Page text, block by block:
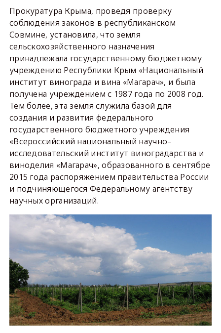
Прокуратура Крыма, проведя проверку
соблюдения законов в республиканском
Совмине, установила, что земля
сельскохозяйственного назначения
принадлежала государственному бюджетному
учреждению Республики Крым «Национальный
институт винограда и вина «Магарач», и была
получена учреждением с 1987 года по 2008 год.
Тем более, эта земля служила базой для
создания и развития федерального
государственного бюджетного учреждения
«Всероссийский национальный научно–
исследовательский институт виноградарства и
виноделия «Магарач», образованного в сентябре
2015 года распоряжением правительства России
и подчиняющегося Федеральному агентству
научных организаций.